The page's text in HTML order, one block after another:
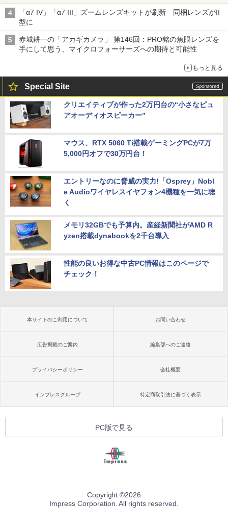
「α7 IV」「α7 III」ズームレンズキットが刷新 同梱レンズがII
型に
赤城耕一の「アカギカメラ」 第146回：PRO銘の魚眼レンズを
手にして思う、マイクロフォーサーズへの期待と可能性
もっと見る
Special Site
クリエイティブが作った2万円台の“小さなピュ
アオーディオスピーカー”
マウス、RTX 5060 Ti搭載ゲーミングPCが7万
5,000円オフで30万円台！
エントリーなのに脅威の実力!「Osprey」Nobl
e Audioワイヤレスイヤフォン4機種を一気に聴
く
メモリ32GBでも予算内。産経新聞社がAMD R
yzen搭載dynabookを2千台導入
性能の良いお得な中古PC情報はこのページで
チェック！
本サイトのご利用について お問い合わせ
広告掲載のご案内 編集部へのご連絡
プライバシーポリシー 会社概要
インプレスグループ 特定商取引法に基づく表示
PC版で見る
Copyright ©2026
Impress Corporation. All rights reserved.